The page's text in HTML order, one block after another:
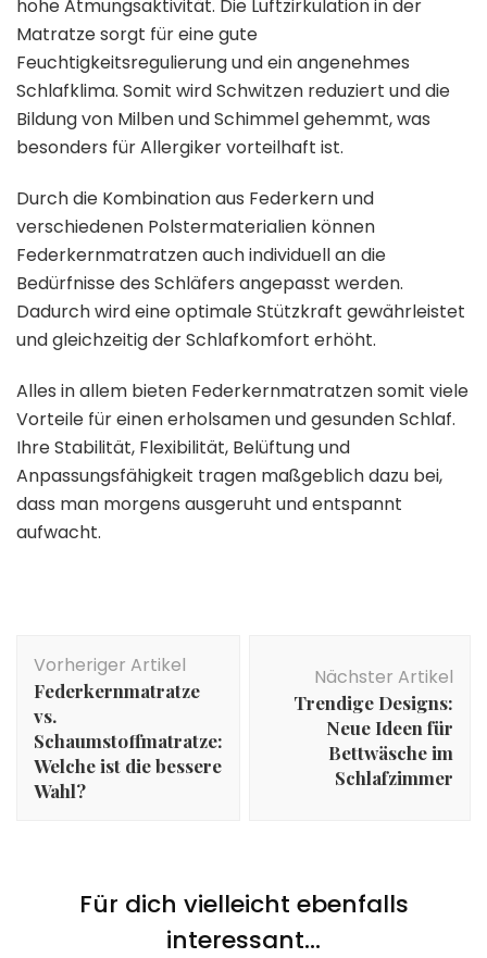
hohe Atmungsaktivität. Die Luftzirkulation in der
Matratze sorgt für eine gute
Feuchtigkeitsregulierung und ein angenehmes
Schlafklima. Somit wird Schwitzen reduziert und die
Bildung von Milben und Schimmel gehemmt, was
besonders für Allergiker vorteilhaft ist.
Durch die Kombination aus Federkern und
verschiedenen Polstermaterialien können
Federkernmatratzen auch individuell an die
Bedürfnisse des Schläfers angepasst werden.
Dadurch wird eine optimale Stützkraft gewährleistet
und gleichzeitig der Schlafkomfort erhöht.
Alles in allem bieten Federkernmatratzen somit viele
Vorteile für einen erholsamen und gesunden Schlaf.
Ihre Stabilität, Flexibilität, Belüftung und
Anpassungsfähigkeit tragen maßgeblich dazu bei,
dass man morgens ausgeruht und entspannt
aufwacht.
Vorheriger Artikel
Federkernmatratze
vs.
Schaumstoffmatratze:
Welche ist die bessere
Wahl?
Nächster Artikel
Trendige Designs:
Neue Ideen für
Bettwäsche im
Schlafzimmer
Für dich vielleicht ebenfalls
interessant...